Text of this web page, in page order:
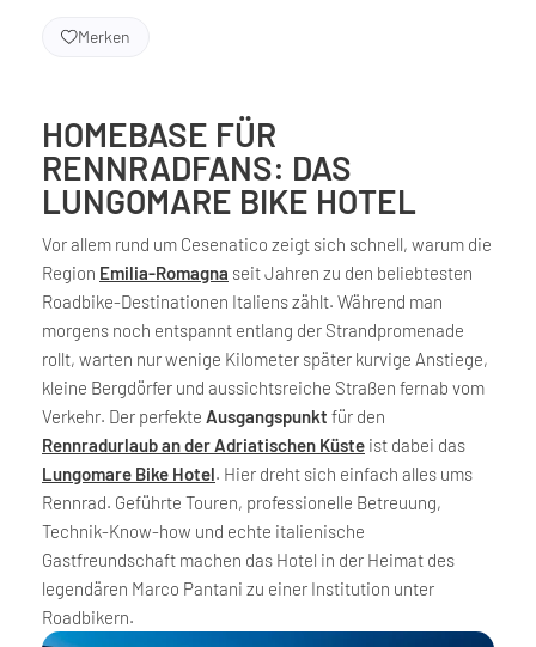
Merken
HOMEBASE FÜR
RENNRADFANS: DAS
LUNGOMARE BIKE HOTEL
Vor allem rund um Cesenatico zeigt sich schnell, warum die
Region Emilia-Romagna seit Jahren zu den beliebtesten
Roadbike-Destinationen Italiens zählt. Während man
morgens noch entspannt entlang der Strandpromenade
rollt, warten nur wenige Kilometer später kurvige Anstiege,
kleine Bergdörfer und aussichtsreiche Straßen fernab vom
Verkehr. Der perfekte Ausgangspunkt für den
Rennradurlaub an der Adriatischen Küste ist dabei das
Lungomare Bike Hotel. Hier dreht sich einfach alles ums
Rennrad. Geführte Touren, professionelle Betreuung,
Technik-Know-how und echte italienische
Gastfreundschaft machen das Hotel in der Heimat des
legendären Marco Pantani zu einer Institution unter
Roadbikern.